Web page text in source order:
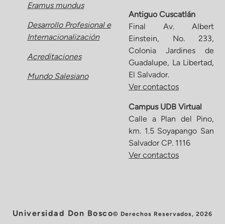
Eramus mundus
Desarrollo Profesional e
Internacionalización
Acreditaciones
Mundo Salesiano
Antiguo Cuscatlán
Final Av. Albert
Einstein, No. 233,
Colonia Jardines de
Guadalupe, La Libertad,
El Salvador.
Ver contactos
Campus UDB Virtual
Calle a Plan del Pino,
km. 1.5 Soyapango San
Salvador CP. 1116
Ver contactos
Universidad Don Bosco© Derechos Reservados, 2026